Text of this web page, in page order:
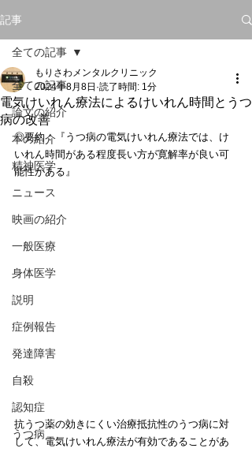
記事
全ての記事
論文の紹介
本の紹介
精神医学
ニュース
映画の紹介
一般医療
身体医学
説明
症例報告
発達障害
自殺
認知症
うつ病
全ての記事
電気けいれん療法によるけいれん時間とうつ
病の改善
もりさわメンタルクリニック
2024年8月8日 読了時間: 1分
◎要約：『うつ病の電気けいれん療法では、け
いれん時間がある程度長い方が寛解率が良い可
能性がある』
抗うつ薬の効きにくい治療抵抗性のうつ病に対
して、電気けいれん療法が有効であることがあ